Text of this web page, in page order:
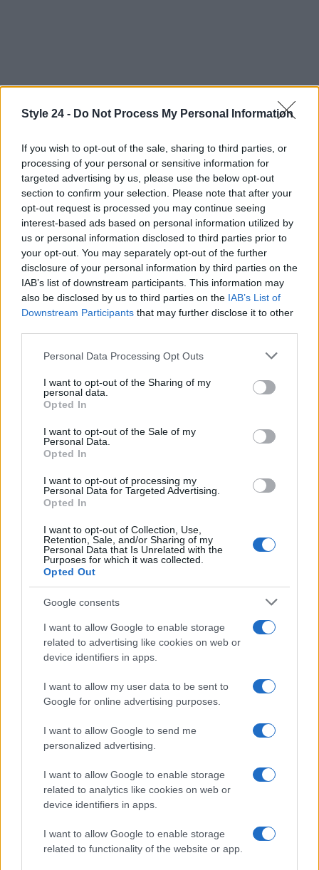
Style 24 - Do Not Process My Personal Information
If you wish to opt-out of the sale, sharing to third parties, or
processing of your personal or sensitive information for
targeted advertising by us, please use the below opt-out
section to confirm your selection. Please note that after your
opt-out request is processed you may continue seeing
interest-based ads based on personal information utilized by
us or personal information disclosed to third parties prior to
your opt-out. You may separately opt-out of the further
disclosure of your personal information by third parties on the
IAB’s list of downstream participants. This information may
also be disclosed by us to third parties on the IAB’s List of
Downstream Participants that may further disclose it to other
Please note that this website/app uses one or more Google
not limited to your visit or usage behaviour. You may click to
grant or deny consent to Google and its third-party tags to
use your data for below specified purposes in below Google
consent section.
Personal Data Processing Opt Outs
I want to opt-out of the Sharing of my
personal data.
Opted In
I want to opt-out of the Sale of my
Personal Data.
Opted In
I want to opt-out of processing my
Personal Data for Targeted Advertising.
Opted In
I want to opt-out of Collection, Use,
Retention, Sale, and/or Sharing of my
Personal Data that Is Unrelated with the
Purposes for which it was collected.
Opted Out
Google consents
I want to allow Google to enable storage
related to advertising like cookies on web or
device identifiers in apps.
I want to allow my user data to be sent to
Google for online advertising purposes.
I want to allow Google to send me
personalized advertising.
I want to allow Google to enable storage
related to analytics like cookies on web or
device identifiers in apps.
I want to allow Google to enable storage
related to functionality of the website or app.
Continua a leggere
Outfit curvy estate 2026: come conquistare con stile
ad un appuntamento romantico
Matteo Pellegrino · 9 Ago 2026
Come il face icing può trasformare la tua routine di
bellezza
Cristian Castiglioni · 9 Ago 2026
BELLEZZA